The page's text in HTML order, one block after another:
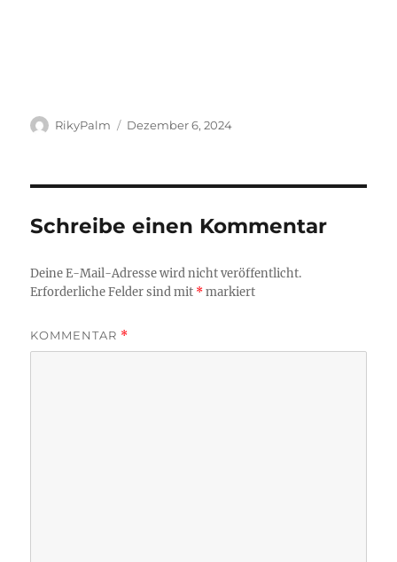
Autor
RikyPalm
Veröffentlicht
Dezember 6, 2024
Schreibe einen Kommentar
Deine E-Mail-Adresse wird nicht veröffentlicht.
Erforderliche Felder sind mit *markiert
KOMMENTAR *